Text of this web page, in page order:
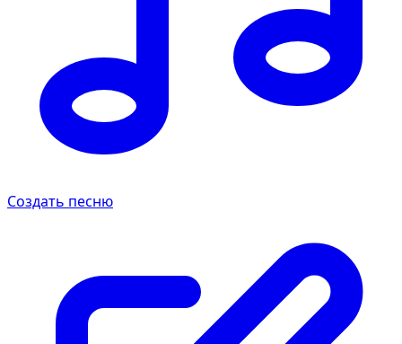
Создать песню